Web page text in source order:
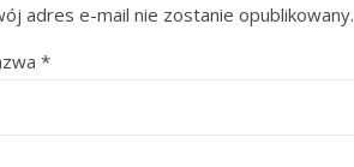
adres e-mail nie zostanie opublikowany.
*